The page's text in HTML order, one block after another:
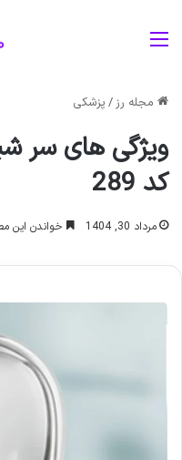
مجله رز/ پزشکی
ویژگی های سر
کد 289
مرداد 30, 1404 خواندن این مطلب 12 دقیقه